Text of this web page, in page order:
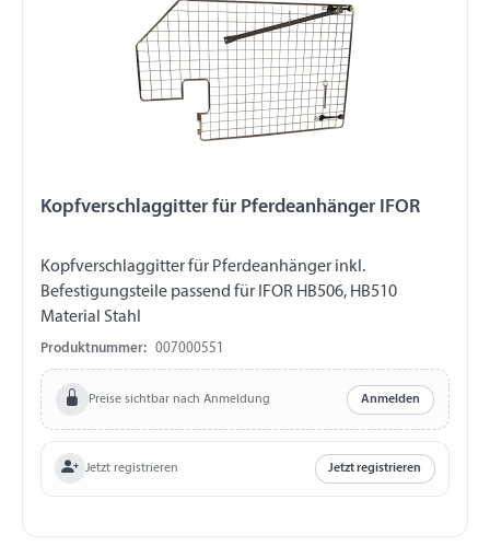
Kopfverschlaggitter für Pferdeanhänger IFOR
Kopfverschlaggitter für Pferdeanhänger inkl.
Befestigungsteile passend für IFOR HB506, HB510
Material Stahl
Produktnummer: 007000551
Preise sichtbar nach Anmeldung Anmelden
Jetzt registrieren Jetzt registrieren